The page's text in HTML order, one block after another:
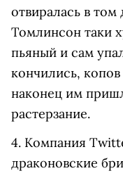
отвиралась в
Томлинсон таки
пьяный и сам
кончились,
наконец им
растерзание.
4. Компания
драконовские